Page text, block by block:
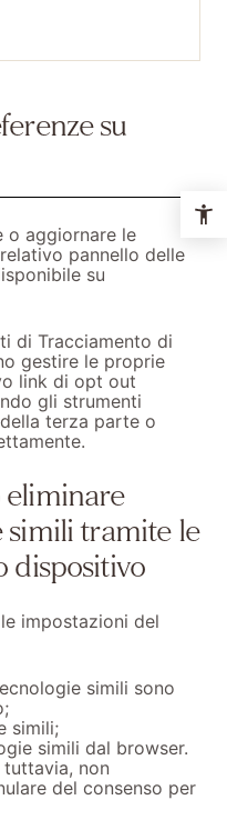
su
o aggiornare le
pannello delle
su
di Tracciamento di
gestire le proprie
link di opt out
gli strumenti
terza parte o
simili tramite le
dispositivo
impostazioni del
simili sono
simili;
simili dal browser.
non
del consenso per